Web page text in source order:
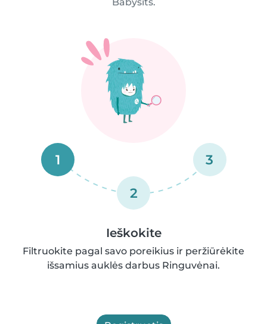
1
2
3
Ieškokite
Filtruokite pagal savo poreikius ir peržiūrėkite
išsamius auklės darbus Ringuvėnai.